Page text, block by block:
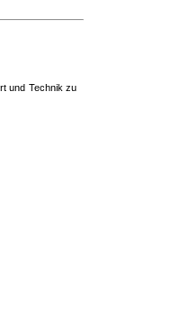
und Technik zu